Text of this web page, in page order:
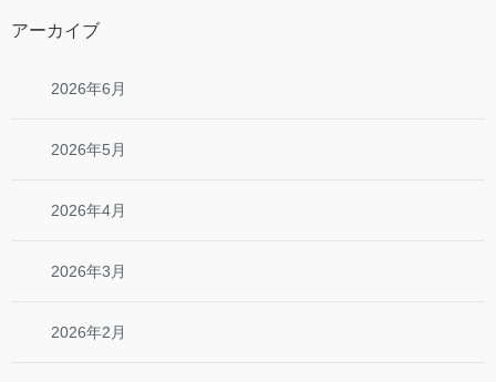
アーカイブ
2026年6月
2026年5月
2026年4月
2026年3月
2026年2月